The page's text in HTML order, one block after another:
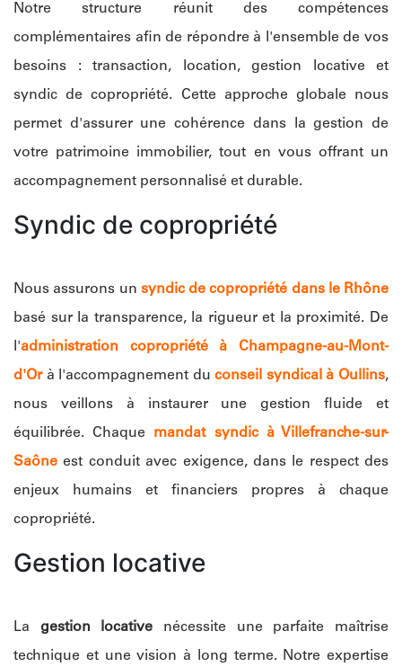
Notre structure réunit des compétences
complémentaires afin de répondre à l'ensemble de vos
besoins : transaction, location, gestion locative et
syndic de copropriété. Cette approche globale nous
permet d'assurer une cohérence dans la gestion de
votre patrimoine immobilier, tout en vous offrant un
accompagnement personnalisé et durable.
Syndic de copropriété
Nous assurons un syndic de copropriété dans le Rhône
basé sur la transparence, la rigueur et la proximité. De
l'administration copropriété à Champagne-au-Mont-
d'Orà l'accompagnement duconseil syndical à Oullins,
nous veillons à instaurer une gestion fluide et
équilibrée. Chaque mandat syndic à Villefranche-sur-
Saône est conduit avec exigence, dans le respect des
enjeux humains et financiers propres à chaque
copropriété.
Gestion locative
La gestion locative nécessite une parfaite maîtrise
technique et une vision à long terme. Notre expertise